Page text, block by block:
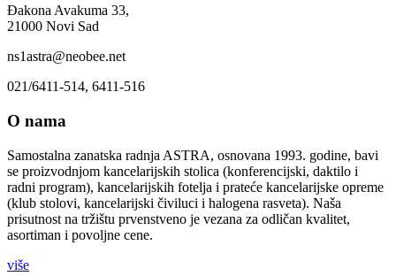
Đakona Avakuma 33,
21000 Novi Sad
ns1astra@neobee.net
021/6411-514, 6411-516
O nama
Samostalna zanatska radnja ASTRA, osnovana 1993. godine, bavi
se proizvodnjom kancelarijskih stolica (konferencijski, daktilo i
radni program), kancelarijskih fotelja i prateće kancelarijske opreme
(klub stolovi, kancelarijski čiviluci i halogena rasveta). Naša
prisutnost na tržištu prvenstveno je vezana za odličan kvalitet,
asortiman i povoljne cene.
više